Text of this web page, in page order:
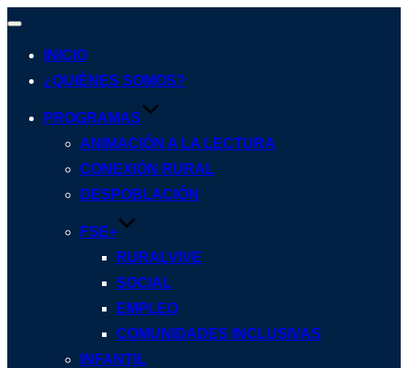
Alternar
INICIO
¿QUIÉNES SOMOS?
PROGRAMAS
ANIMACIÓN A LA LECTURA
CONEXIÓN RURAL
DESPOBLACIÓN
FSE+
RURALVIVE
SOCIAL
EMPLEO
COMUNIDADES INCLUSIVAS
INFANTIL